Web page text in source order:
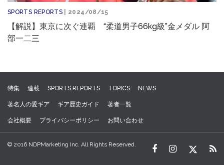
SPORTS REPORTS | 2024/08/15
【解説】東京に次ぐ連覇 “柔道男子66kg級”金メダル 阿
部一二三
特集 連載 SPORTS REPORTS TOPICS NEWS
著名人の愛ギア ギア歴史ガイド 著者一覧
会社概要 プライバシーポリシー お問い合わせ
© 2016 NDPMarketing Inc. All Rights Reserved.